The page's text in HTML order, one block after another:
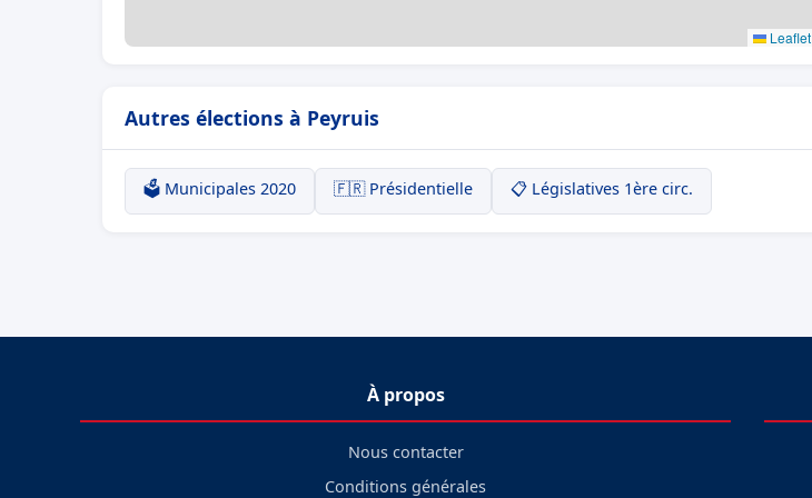
Leaflet
Autres élections à Peyruis
🗳️ Municipales 2020 🇫🇷 Présidentielle 📋 Législatives 1ère circ.
À propos
Nous contacter
Conditions générales